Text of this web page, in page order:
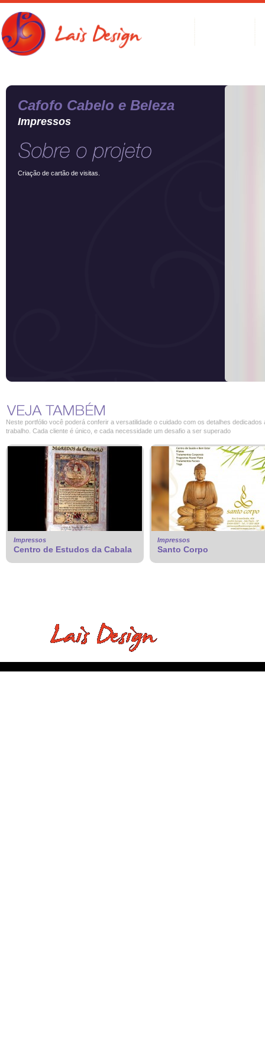
Cafofo Cabelo e Beleza
Impressos
Criação de cartão de visitas.
Neste portfólio você poderá conferir a versatilidade o cuidado com os detalhes dedicados
trabalho. Cada cliente é único, e cada necessidade um desafio a ser superado
Impressos
Centro de Estudos da Cabala
Impressos
Santo Corpo